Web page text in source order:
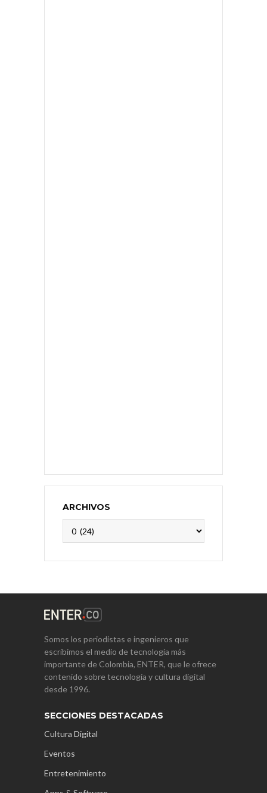
ARCHIVOS
Somos los periodistas e ingenieros que
escribimos el medio de tecnología más
importante de Colombia, ENTER, que le ofrece
contenido sobre tecnología y cultura digital
desde 1996.
SECCIONES DESTACADAS
Cultura Digital
Eventos
Entretenimiento